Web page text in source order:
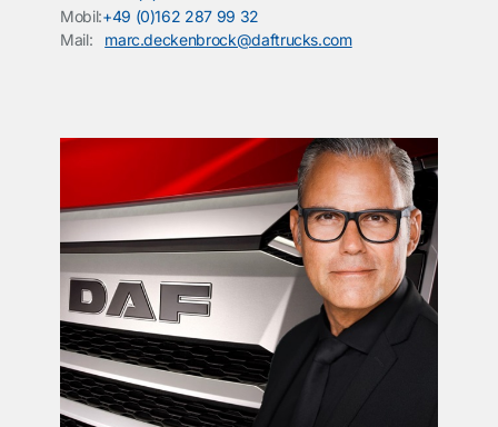
Mobil:+49 (0)162 287 99 32
Mail: marc.deckenbrock@daftrucks.com